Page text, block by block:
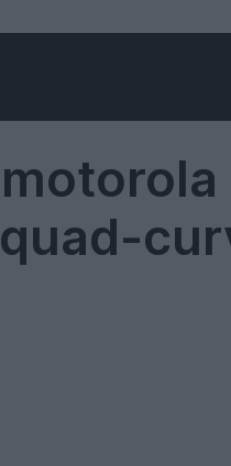
motorola
quad-